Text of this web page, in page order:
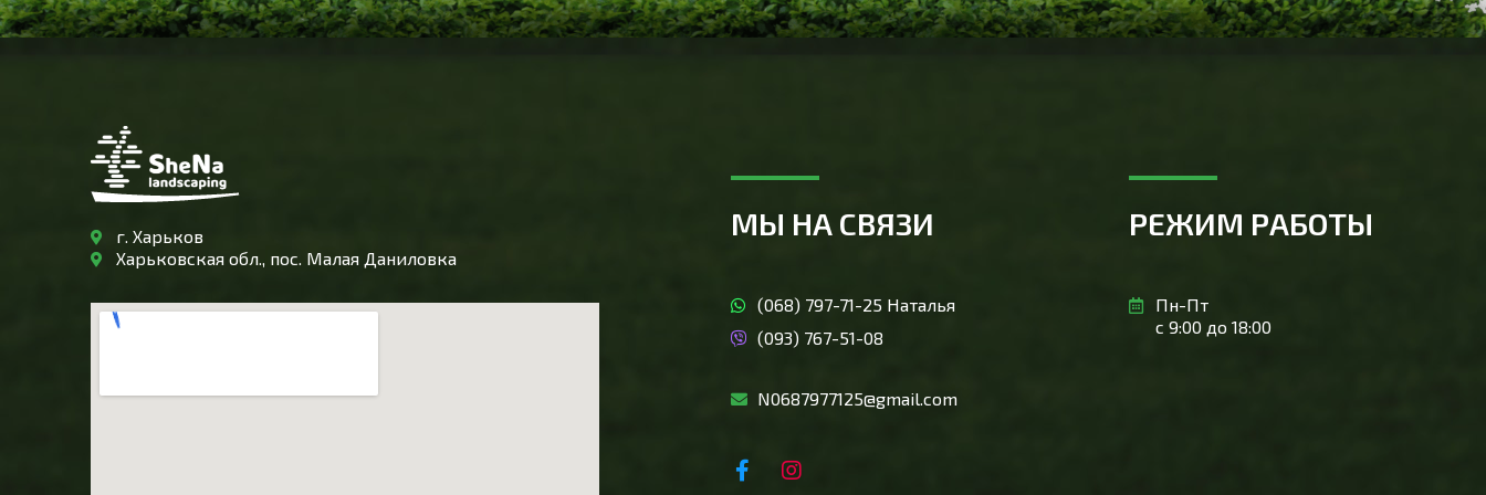
г. Харьков
Харьковская обл., пос. Малая Даниловка
МЫ НА СВЯЗИ
(068) 797-71-25 Наталья
(093) 767-51-08
N0687977125@gmail.com
РЕЖИМ РАБОТЫ
Пн-Пт
с 9:00 до 18:00